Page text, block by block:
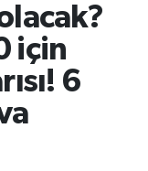
için
6